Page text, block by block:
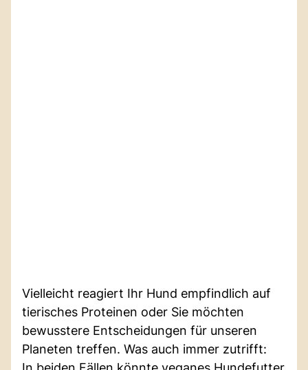
Vielleicht reagiert Ihr Hund empfindlich auf
tierisches Proteinen oder Sie möchten
bewusstere Entscheidungen für unseren
Planeten treffen. Was auch immer zutrifft: